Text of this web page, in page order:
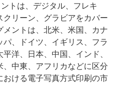
トは、デジタル、フレキ
クリーン、グラビアをカバー
メントは、北米、米国、カナ
パ、ドイツ、イギリス、フラ
洋、日本、中国、インド、
中東、アフリカなどに区分
おける電子写真方式印刷の市